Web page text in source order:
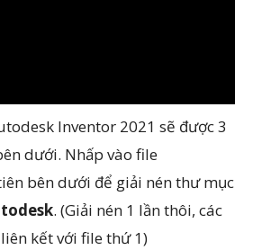
Inventor 2021 sẽ được 3
dưới. Nhấp vào file
bên dưới để giải nén thư mục
. (Giải nén 1 lần thôi, các
kết với file thứ 1)